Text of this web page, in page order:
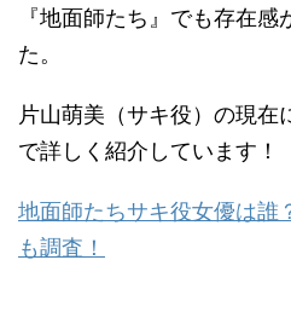
『地面師たち』でも存在
た。
片山萌美（サキ役）の現在
で詳しく紹介しています！
地面師たちサキ役女優は誰
も調査！